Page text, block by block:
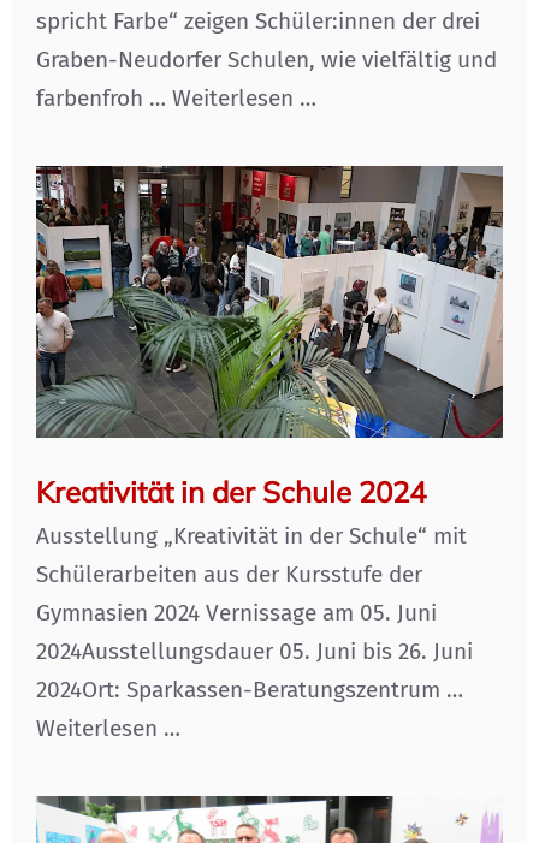
spricht Farbe“ zeigen Schüler:innen der drei
Graben-Neudorfer Schulen, wie vielfältig und
farbenfroh … Weiterlesen …
Kreativität in der Schule 2024
Ausstellung „Kreativität in der Schule“ mit
Schülerarbeiten aus der Kursstufe der
Gymnasien 2024 Vernissage am 05. Juni
2024Ausstellungsdauer 05. Juni bis 26. Juni
2024Ort: Sparkassen-Beratungszentrum …
Weiterlesen …